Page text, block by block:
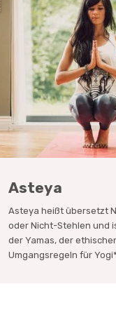
Asteya
Asteya heißt übersetzt
oder Nicht-Stehlen und
der Yamas, der
Umgangsregeln für